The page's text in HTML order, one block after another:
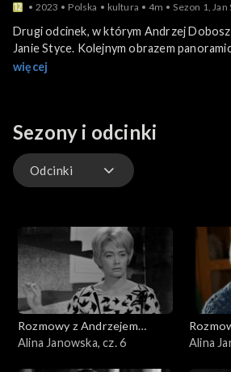
2023 Polska kultura 4m Sezon 1, Jan
Drugi odcinek, w którym Andrzej
Janie Styce. Kolejnym obrazem
była Golgota, znajdująca się
dwuznacznie, z jednej strony jego
uznaniem szerokiej publiczności, a z
w kręgach związanych z Tadeuszem Boy-
jego umiejętności malarskich.
więcej
Sezony i odcinki
Odcinki
Rozmowy z Andrzejem
Doboszem
Alina Janowska, cz. 6 Alina